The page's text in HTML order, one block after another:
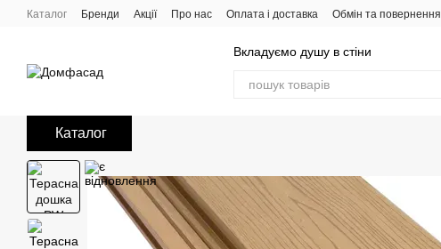
Перейти до основного контенту
Каталог Бренди Акції Про нас Оплата і доставка Обмін та повернення
Вкладуємо душу в стіни
Каталог